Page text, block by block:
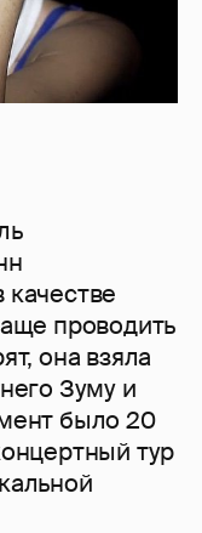
качестве
проводить
она взяла
Зуму и
было 20
тур